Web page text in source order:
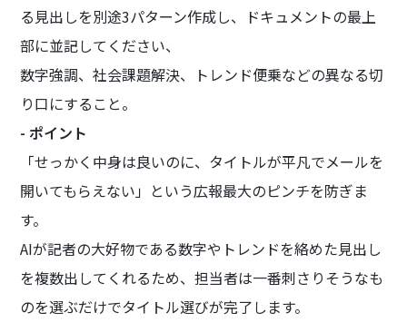
る見出しを別途3パターン作成し、ドキュメントの最上
部に並記してください、
数字強調、社会課題解決、トレンド便乗などの異なる切
り口にすること。
- ポイント
「せっかく中身は良いのに、タイトルが平凡でメールを
開いてもらえない」という広報最大のピンチを防ぎま
す。
AIが記者の大好物である数字やトレンドを絡めた見出し
を複数出してくれるため、担当者は一番刺さりそうなも
のを選ぶだけでタイトル選びが完了します。